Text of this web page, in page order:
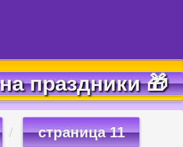
праздники 🎁
страница 11